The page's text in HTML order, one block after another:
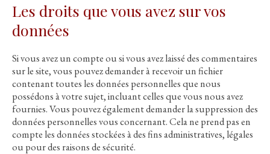
Les droits que vous avez sur vos
données
Si vous avez un compte ou si vous avez laissé des commentaires
sur le site, vous pouvez demander à recevoir un fichier
contenant toutes les données personnelles que nous
possédons à votre sujet, incluant celles que vous nous avez
fournies. Vous pouvez également demander la suppression des
données personnelles vous concernant. Cela ne prend pas en
compte les données stockées à des fins administratives, légales
ou pour des raisons de sécurité.